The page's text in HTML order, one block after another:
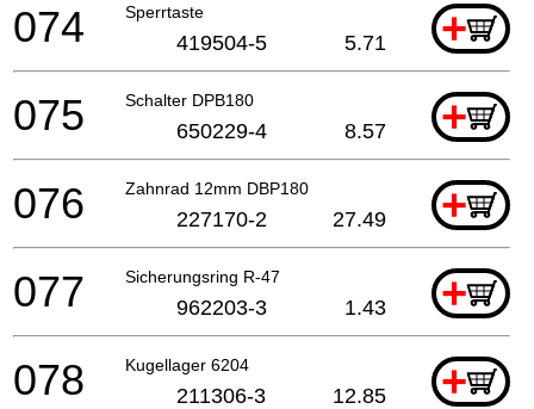
Sperrtaste +
074 419504-5 5.71
Schalter DPB180 +
075 650229-4 8.57
Zahnrad 12mm DBP180 +
076 227170-2 27.49
Sicherungsring R-47 +
077 962203-3 1.43
Kugellager 6204 +
078 211306-3 12.85